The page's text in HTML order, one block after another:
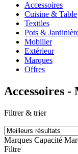
Accessoires
Cuisine & Table
Textiles
Pots &
Mobilier
Extérieur
Marques
Offres
Accessoires -
Filtrer & trier
Marques Capacité
Filtre